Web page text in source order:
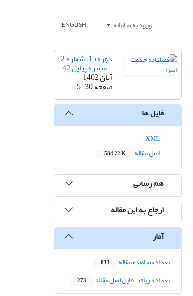
ورود به سامانه ENGLISH
دوره 15، شماره 2
- شماره پیاپی 42
آبان 1402
صفحه5-30
فایل ها
اصل مقاله
584.22 K
هم رسانی
ارجاع به این مقاله
آمار
تعداد مشاهده مقاله 833
تعداد دریافت فایل اصل مقاله 273